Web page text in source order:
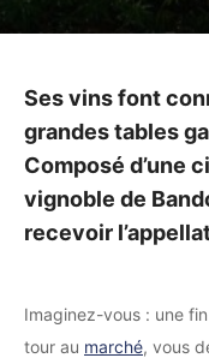
Ses vins font
grandes tables
Composé d’une
vignoble de
recevoir
Imaginez-vous : une
tour au marché, vous